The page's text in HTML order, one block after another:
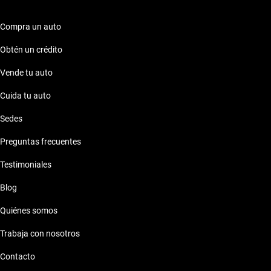
Compra un auto
Obtén un crédito
Vende tu auto
Cuida tu auto
Sedes
Preguntas frecuentes
Testimoniales
Blog
Quiénes somos
Trabaja con nosotros
Contacto